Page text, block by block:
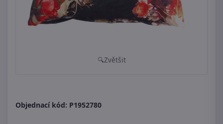
Zvětšit
Objednací kód: P1952780